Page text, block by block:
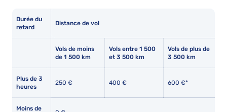
Durée du
retard
Distance de vol
Vols de moins
de 1 500 km
Vols entre 1 500
et 3 500 km
Vols de plus de
3 500 km
Plus de 3
heures
250 € 400 € 600 €*
Moins de